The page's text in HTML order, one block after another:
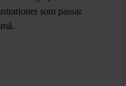
som passar